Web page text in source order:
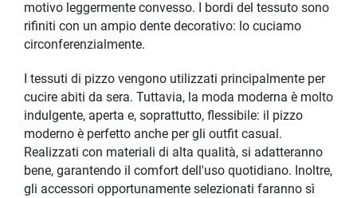
motivo leggermente convesso. I bordi del tessuto sono
rifiniti con un ampio dente decorativo: lo cuciamo
circonferenzialmente.
I tessuti di pizzo vengono utilizzati principalmente per
cucire abiti da sera. Tuttavia, la moda moderna è molto
indulgente, aperta e, soprattutto, flessibile: il pizzo
moderno è perfetto anche per gli outfit casual.
Realizzati con materiali di alta qualità, si adatteranno
bene, garantendo il comfort dell'uso quotidiano. Inoltre,
gli accessori opportunamente selezionati faranno sì